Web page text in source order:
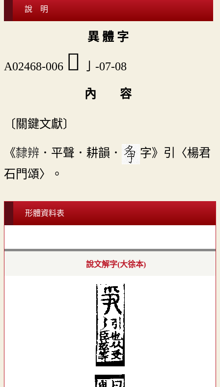
說 明
異 體 字
A02468-006 󳠶 亅-07-08
內 容
〔關鍵文獻〕
《隸辨 ．平聲．耕韻．
字》引〈楊君
石門頌〉。
形體資料表
說文解字(大徐本)